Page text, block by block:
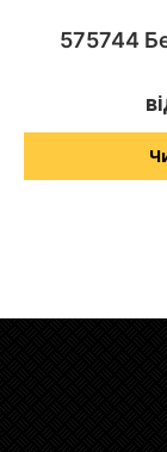
575744